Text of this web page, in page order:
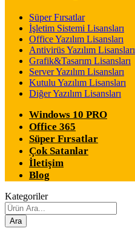
Süper Fırsatlar
İşletim Sistemi Lisansları
Office Yazılım Lisansları
Antivirüs Yazılım Lisansları
Grafik&Tasarım Lisansları
Server Yazılım Lisansları
Kutulu Yazılım Lisansları
Diğer Yazılım Lisansları
Windows 10 PRO
Office 365
Süper Fırsatlar
Çok Satanlar
İletişim
Blog
Kategoriler
Ara